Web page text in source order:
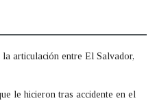
articulación entre El Salvador,
le hicieron tras accidente en el